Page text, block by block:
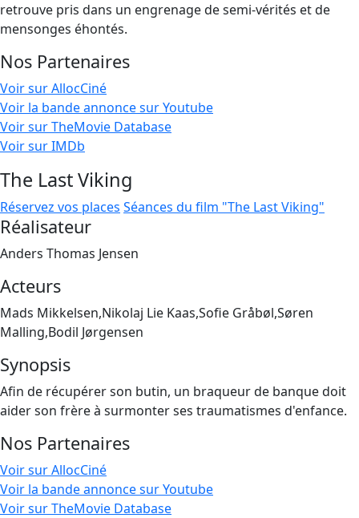
retrouve pris dans un engrenage de semi-vérités et de
mensonges éhontés.
Nos Partenaires
Voir sur AllocCiné
Voir la bande annonce sur Youtube
Voir sur TheMovie Database
Voir sur IMDb
The Last Viking
Réservez vos places Séances du film "The Last Viking"
Réalisateur
Anders Thomas Jensen
Acteurs
Mads Mikkelsen,Nikolaj Lie Kaas,Sofie Gråbøl,Søren
Malling,Bodil Jørgensen
Synopsis
Afin de récupérer son butin, un braqueur de banque doit
aider son frère à surmonter ses traumatismes d'enfance.
Nos Partenaires
Voir sur AllocCiné
Voir la bande annonce sur Youtube
Voir sur TheMovie Database